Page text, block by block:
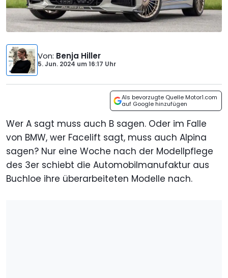
Von: Benja Hiller
5. Jun. 2024 um16:17 Uhr
Als bevorzugte Quelle Motor1.com
auf Google hinzufügen
Wer A sagt muss auch B sagen. Oder im Falle
von BMW, wer Facelift sagt, muss auch Alpina
sagen? Nur eine Woche nach der Modellpflege
des 3er schiebt die Automobilmanufaktur aus
Buchloe ihre überarbeiteten Modelle nach.